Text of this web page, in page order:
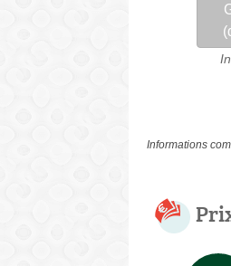
Informations